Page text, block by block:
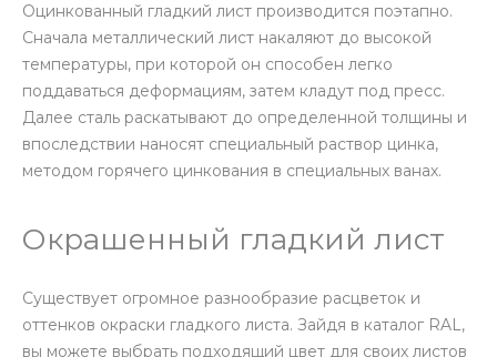
Оцинкованный гладкий лист производится поэтапно.
Сначала металлический лист накаляют до высокой
температуры, при которой он способен легко
поддаваться деформациям, затем кладут под пресс.
Далее сталь раскатывают до определенной толщины и
впоследствии наносят специальный раствор цинка,
методом горячего цинкования в специальных ванах.
Окрашенный гладкий лист
Существует огромное разнообразие расцветок и
оттенков окраски гладкого листа. Зайдя в каталог RAL,
вы можете выбрать подходящий цвет для своих листов